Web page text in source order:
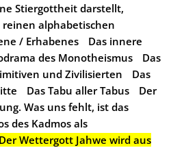
Stiergottheit darstellt,
alphabetischen
/ Erhabenes
Das innere
des Monotheismus
Das
und Zivilisierten
Das
Das Tabu aller Tabus
Der
Was uns fehlt, ist das
des Kadmos als
Der Wettergott Jahwe wird aus